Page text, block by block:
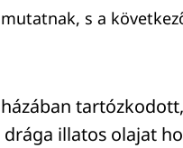
s a
illatos olajat